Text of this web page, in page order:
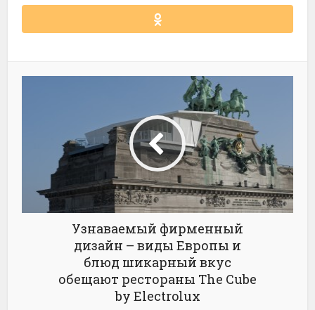
Узнаваемый фирменный
дизайн – виды Европы и
блюд шикарный вкус
обещают рестораны The Cube
by Electrolux